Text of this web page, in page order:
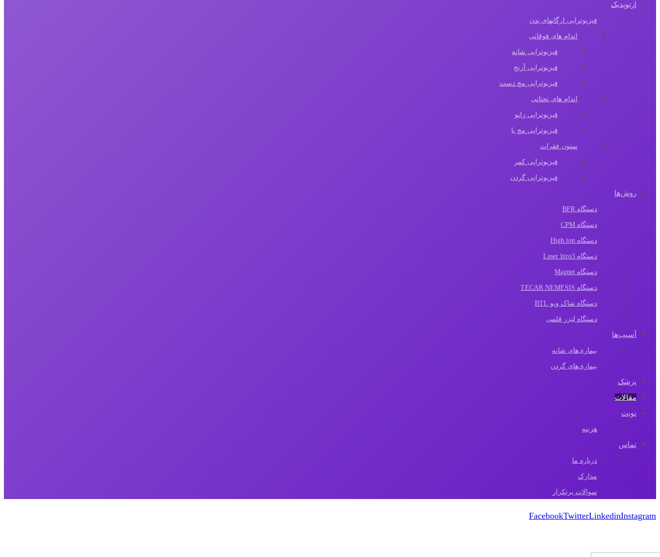
ارتوپدیک
فیزیوتراپی ارگانهای بدن
اندام های فوقانی
فیزیوتراپی شانه
فیزیوتراپی آرنج
فیزیوتراپی مچ دست
اندام های تحتانی
فیزیوتراپی زانو
فیزیوتراپی مچ پا
ستون فقرات
فیزیوتراپی کمر
فیزیوتراپی گردن
روش‌ها
دستگاه BFR
دستگاه CPM
دستگاه High ton
دستگاه Laser hiro3
دستگاه Magnet
دستگاه TECAR NEMESIS
دستگاه شاک ویو BTL
دستگاه لیزر قلمی
آسیب‌ها
بیماری‌های شانه
بیماری‌های گردن
پزشک
مقالات‌
نوبت
هزینه
تماس
درباره ما
مدارک
سوالات پرتکرار
FacebookTwitterLinkedinInstagram